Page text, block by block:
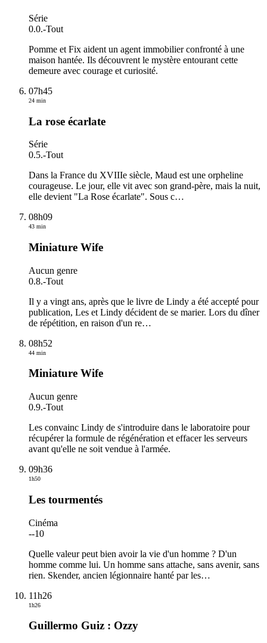
Série
0.0.-Tout
Pomme et Fix aident un agent immobilier confronté à une
maison hantée. Ils découvrent le mystère entourant cette
demeure avec courage et curiosité.
07h45
24 min
La rose écarlate
Série
0.5.-Tout
Dans la France du XVIIIe siècle, Maud est une orpheline
courageuse. Le jour, elle vit avec son grand-père, mais la nuit,
elle devient "La Rose écarlate". Sous c…
08h09
43 min
Miniature Wife
Aucun genre
0.8.-Tout
Il y a vingt ans, après que le livre de Lindy a été accepté pour
publication, Les et Lindy décident de se marier. Lors du dîner
de répétition, en raison d'un re…
08h52
44 min
Miniature Wife
Aucun genre
0.9.-Tout
Les convainc Lindy de s'introduire dans le laboratoire pour
récupérer la formule de régénération et effacer les serveurs
avant qu'elle ne soit vendue à l'armée.
09h36
1h50
Les tourmentés
Cinéma
--10
Quelle valeur peut bien avoir la vie d'un homme ? D'un
homme comme lui. Un homme sans attache, sans avenir, sans
rien. Skender, ancien légionnaire hanté par les…
11h26
1h26
Guillermo Guiz : Ozzy